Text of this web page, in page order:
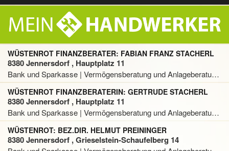
WÜSTENROT FINANZBERATER: FABIAN FRANZ STACHERL
8380 Jennersdorf , Hauptplatz 11
Bank und Sparkasse | Vermögensberatung und Anlageberatung | Versicherungsunternehmen
WÜSTENROT FINANZBERATERIN: GERTRUDE STACHERL
8380 Jennersdorf , Hauptplatz 11
Bank und Sparkasse | Vermögensberatung und Anlageberatung | Versicherungsunternehmen
WÜSTENROT: BEZ.DIR. HELMUT PREININGER
8380 Jennersdorf , Grieselstein-Schaufelberg 14